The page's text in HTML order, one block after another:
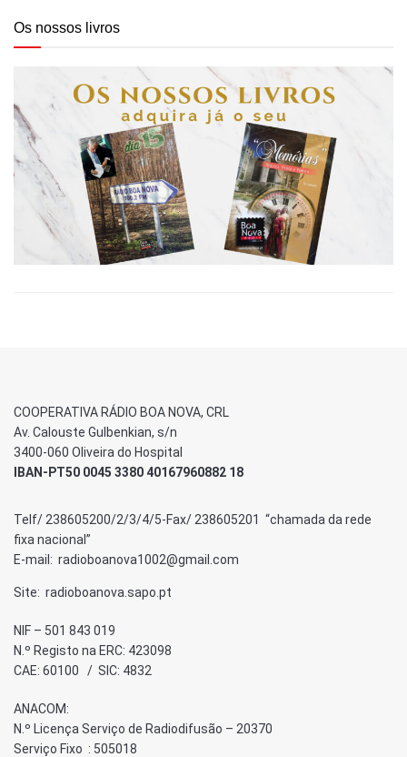
Os nossos livros
COOPERATIVA RÁDIO BOA NOVA, CRL
Av. Calouste Gulbenkian, s/n
3400-060 Oliveira do Hospital
IBAN-PT50 0045 3380 40167960882 18
Telf/ 238605200/2/3/4/5-Fax/ 238605201 “chamada da rede
fixa nacional”
E-mail: radioboanova1002@gmail.com
Site: radioboanova.sapo.pt
NIF – 501 843 019
N.º Registo na ERC: 423098
CAE: 60100 / SIC: 4832
ANACOM:
N.º Licença Serviço de Radiodifusão – 20370
Serviço Fixo : 505018